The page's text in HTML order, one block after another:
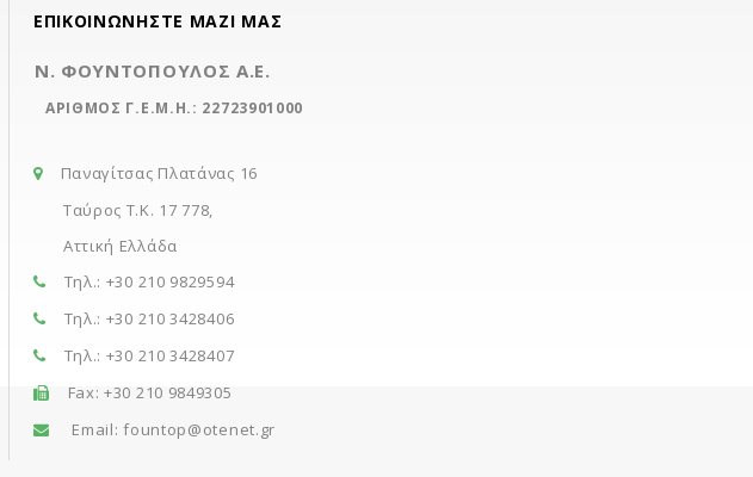
ΕΠΙΚΟΙΝΩΝΉΣΤΕ ΜΑΖΊ ΜΑΣ
Ν. ΦΟΥΝΤΟΠΟΥΛΟΣ Α.Ε.
ΑΡΙΘΜΟΣ Γ.Ε.Μ.Η.: 22723901000
Παναγίτσας Πλατάνας 16
Ταύρος Τ.Κ. 17 778,
Αττική Ελλάδα
Τηλ.: +30 210 9829594
Τηλ.: +30 210 3428406
Τηλ.: +30 210 3428407
Fax: +30 210 9849305
Email: fountop@otenet.gr